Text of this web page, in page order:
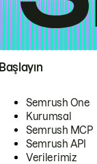
Başlayın
Semrush One
Kurumsal
Semrush MCP
Semrush API
Verilerimiz